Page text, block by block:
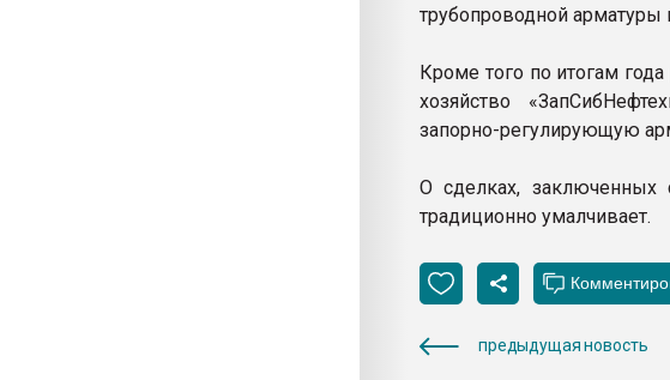
трубопроводной арматуры
Кроме того по итогам
хозяйство
запорно-регулирующую
О сделках, заключенных
традиционно умалчивает.
предыдущая новость